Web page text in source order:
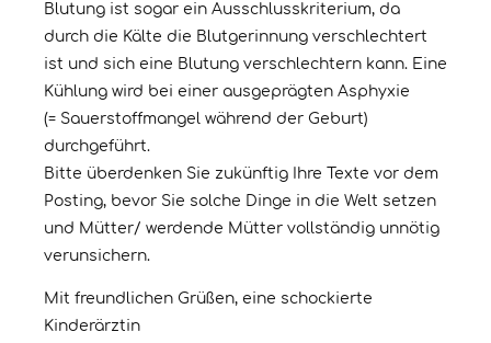
Blutung ist sogar ein Ausschlusskriterium, da
durch die Kälte die Blutgerinnung verschlechtert
ist und sich eine Blutung verschlechtern kann. Eine
Kühlung wird bei einer ausgeprägten Asphyxie
(= Sauerstoffmangel während der Geburt)
durchgeführt.
Bitte überdenken Sie zukünftig Ihre Texte vor dem
Posting, bevor Sie solche Dinge in die Welt setzen
und Mütter/ werdende Mütter vollständig unnötig
verunsichern.
Mit freundlichen Grüßen, eine schockierte
Kinderärztin